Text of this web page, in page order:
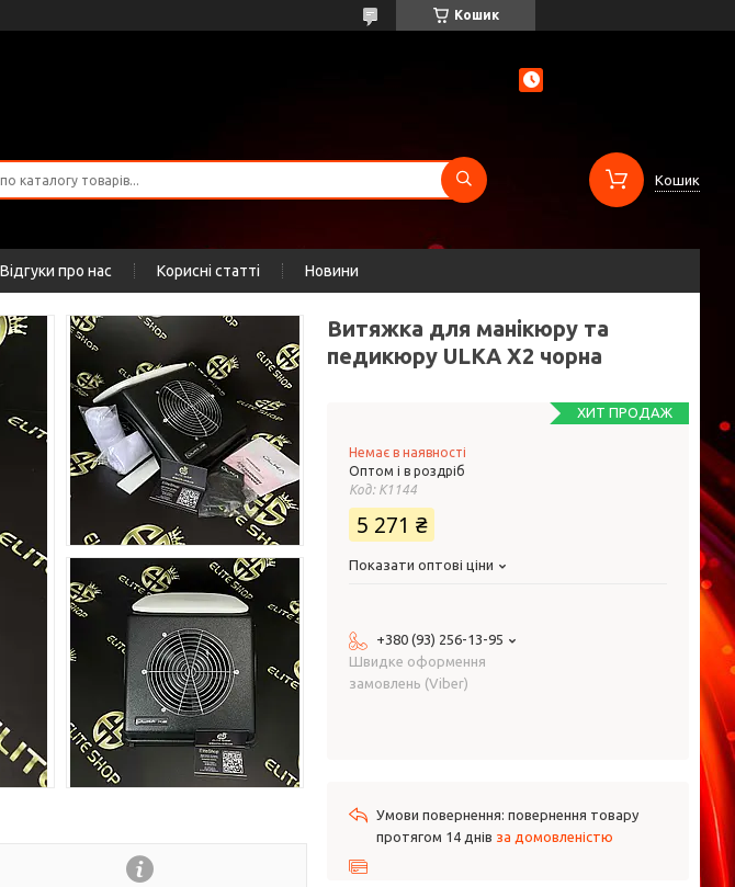
Кошик
Кошик
Відгуки про нас Корисні статті Новини
Витяжка для манікюру та
педикюру ULKA X2 чорна
ХИТ ПРОДАЖ
Немає в наявності
Оптом і в роздріб
Код: K1144
5 271 ₴
Показати оптові ціни
+380 (93) 256-13-95
Швидке оформення
замовлень (Viber)
повернення товару
протягом 14 днів за домовленістю